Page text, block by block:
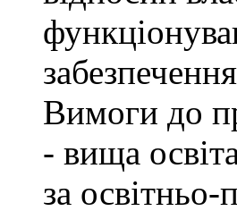
Вимоги до
- вища
за освітньо-